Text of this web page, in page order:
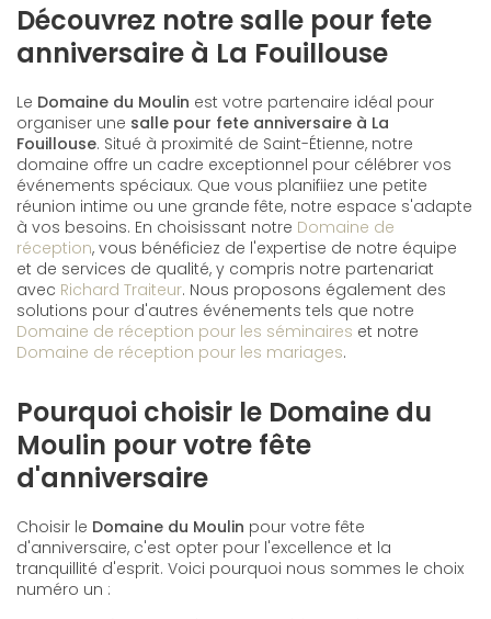
Découvrez notre salle pour fete
anniversaire à La Fouillouse
Le Domaine du Moulin est votre partenaire idéal pour
organiser une salle pour fete anniversaire à La
Fouillouse. Situé à proximité de Saint-Étienne, notre
domaine offre un cadre exceptionnel pour célébrer vos
événements spéciaux. Que vous planifiiez une petite
réunion intime ou une grande fête, notre espace s'adapte
à vos besoins. En choisissant notre Domaine de
réception, vous bénéficiez de l'expertise de notre équipe
et de services de qualité, y compris notre partenariat
avec Richard Traiteur. Nous proposons également des
solutions pour d'autres événements tels que notre
Domaine de réception pour les séminaires et notre
Domaine de réception pour les mariages.
Pourquoi choisir le Domaine du
Moulin pour votre fête
d'anniversaire
Choisir le Domaine du Moulin pour votre fête
d'anniversaire, c'est opter pour l'excellence et la
tranquillité d'esprit. Voici pourquoi nous sommes le choix
numéro un :